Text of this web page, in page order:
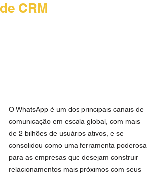
de CRM
O WhatsApp é um dos principais canais de
comunicação em escala global, com mais
de 2 bilhões de usuários ativos, e se
consolidou como uma ferramenta poderosa
para as empresas que desejam construir
relacionamentos mais próximos com seus